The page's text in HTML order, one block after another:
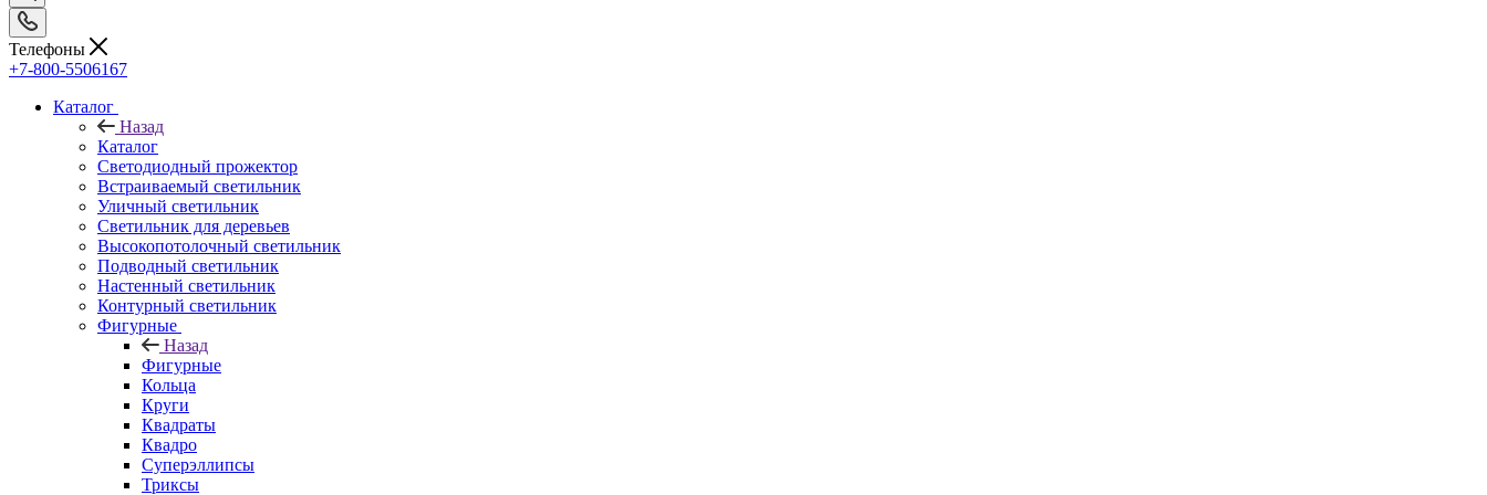
Телефоны
+7-800-5506167
Каталог
Назад
Каталог
Светодиодный прожектор
Встраиваемый светильник
Уличный светильник
Светильник для деревьев
Высокопотолочный светильник
Подводный светильник
Настенный светильник
Контурный светильник
Фигурные
Назад
Фигурные
Кольца
Круги
Квадраты
Квадро
Суперэллипсы
Триксы